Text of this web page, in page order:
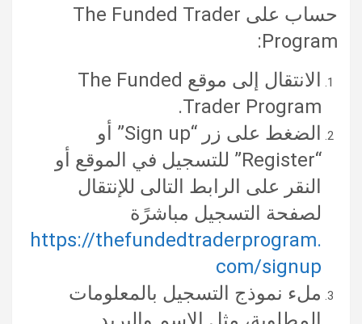
حساب على The Funded Trader
Program:
الانتقال إلى موقع The Funded
Trader Program.
الضغط على زر “Sign up” أو
“Register” للتسجيل في الموقع أو
النقر على الرابط التالى للإنتقال
لصفحة التسجيل مباشرًة
https://thefundedtraderprogram.
com/signup
ملء نموذج التسجيل بالمعلومات